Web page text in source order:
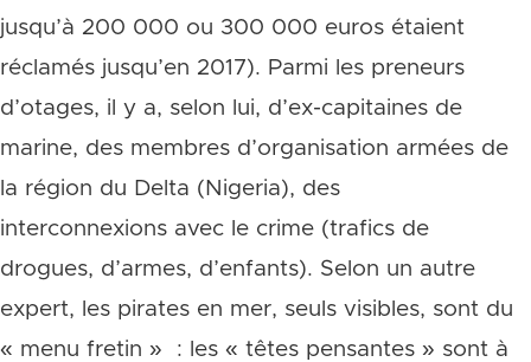
jusqu’à 200 000 ou 300 000 euros étaient
réclamés jusqu’en 2017). Parmi les preneurs
d’otages, il y a, selon lui, d’ex-capitaines de
marine, des membres d’organisation armées de
la région du Delta (Nigeria), des
interconnexions avec le crime (trafics de
drogues, d’armes, d’enfants). Selon un autre
expert, les pirates en mer, seuls visibles, sont du
« menu fretin » : les « têtes pensantes » sont à